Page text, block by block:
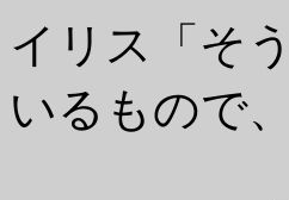
イリス「そ
いるもので、